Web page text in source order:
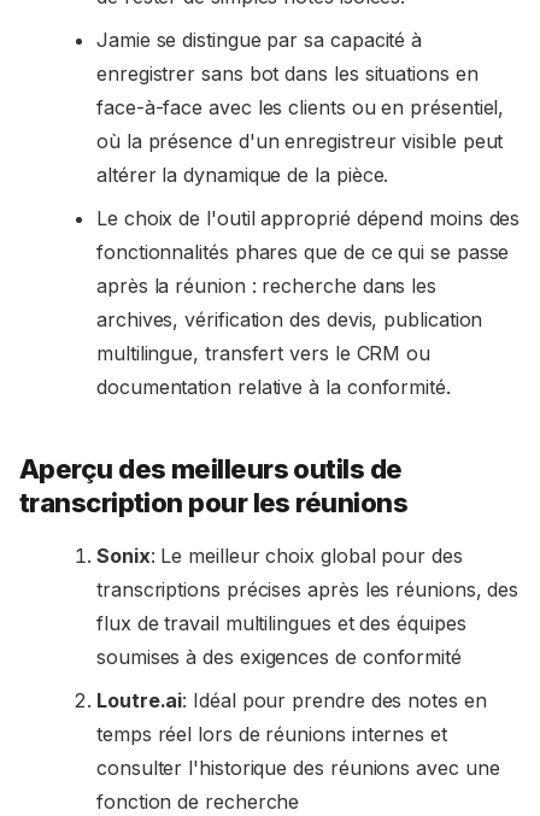
Jamie se distingue par sa capacité à
enregistrer sans bot dans les situations en
face-à-face avec les clients ou en présentiel,
où la présence d'un enregistreur visible peut
altérer la dynamique de la pièce.
Le choix de l'outil approprié dépend moins des
fonctionnalités phares que de ce qui se passe
après la réunion : recherche dans les
archives, vérification des devis, publication
multilingue, transfert vers le CRM ou
documentation relative à la conformité.
Aperçu des meilleurs outils de
transcription pour les réunions
Sonix: Le meilleur choix global pour des
transcriptions précises après les réunions, des
flux de travail multilingues et des équipes
soumises à des exigences de conformité
Loutre.ai: Idéal pour prendre des notes en
temps réel lors de réunions internes et
consulter l'historique des réunions avec une
fonction de recherche